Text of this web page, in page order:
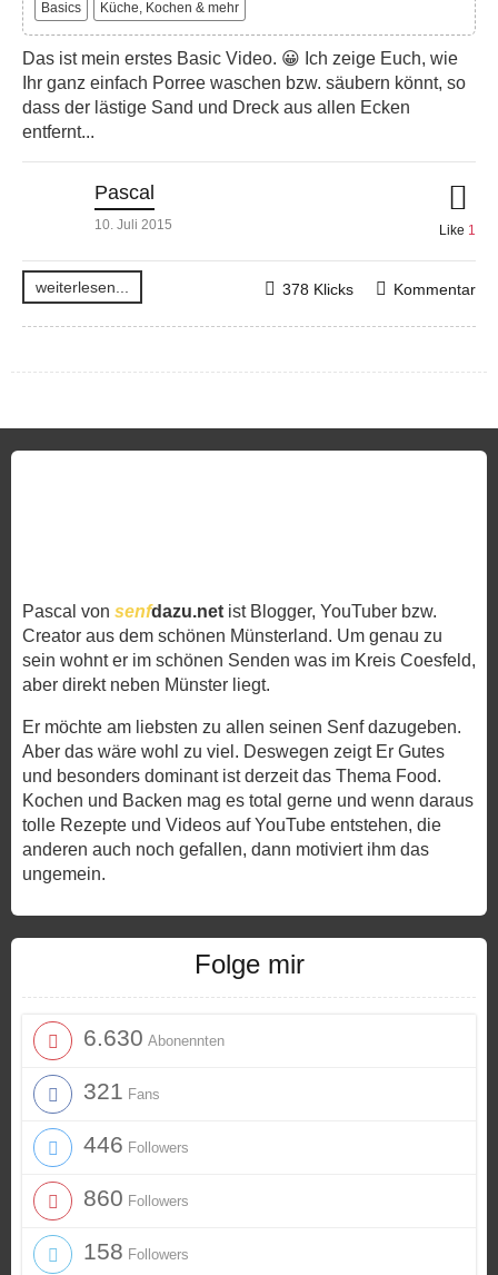
Basics Küche, Kochen & mehr
Das ist mein erstes Basic Video. 😀 Ich zeige Euch, wie
Ihr ganz einfach Porree waschen bzw. säubern könnt, so
dass der lästige Sand und Dreck aus allen Ecken
entfernt...
Pascal
10. Juli 2015 Like 1
weiterlesen... Kommentar
378 Klicks
Pascal von senfdazu.net ist Blogger, YouTuber bzw.
Creator aus dem schönen Münsterland. Um genau zu
sein wohnt er im schönen Senden was im Kreis Coesfeld,
aber direkt neben Münster liegt.
Er möchte am liebsten zu allen seinen Senf dazugeben.
Aber das wäre wohl zu viel. Deswegen zeigt Er Gutes
und besonders dominant ist derzeit das Thema Food.
Kochen und Backen mag es total gerne und wenn daraus
tolle Rezepte und Videos auf YouTube entstehen, die
anderen auch noch gefallen, dann motiviert ihm das
ungemein.
Folge mir
6.630 Abonennten
321 Fans
446 Followers
860 Followers
158 Followers